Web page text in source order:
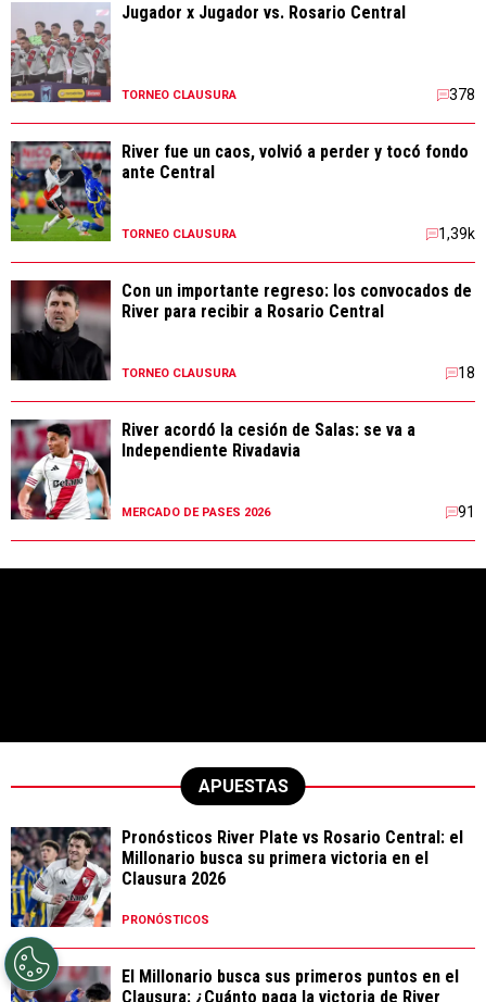
Jugador x Jugador vs. Rosario Central
TORNEO CLAUSURA 378
River fue un caos, volvió a perder y tocó fondo
ante Central
TORNEO CLAUSURA 1,39k
Con un importante regreso: los convocados de
River para recibir a Rosario Central
TORNEO CLAUSURA 18
River acordó la cesión de Salas: se va a
Independiente Rivadavia
MERCADO DE PASES 2026 91
APUESTAS
Pronósticos River Plate vs Rosario Central: el
Millonario busca su primera victoria en el
Clausura 2026
PRONÓSTICOS
El Millonario busca sus primeros puntos en el
Clausura: ¿Cuánto paga la victoria de River